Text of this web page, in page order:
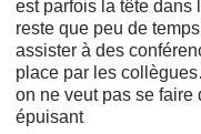
est parfois la tête dans
reste que peu de
assister à des
place par les
on ne veut pas se
épuisant